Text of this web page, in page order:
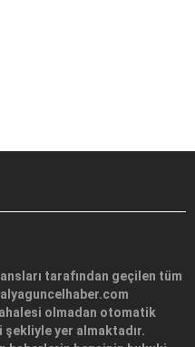
tarafından geçilen tüm
olmadan otomatik
yer almaktadır.